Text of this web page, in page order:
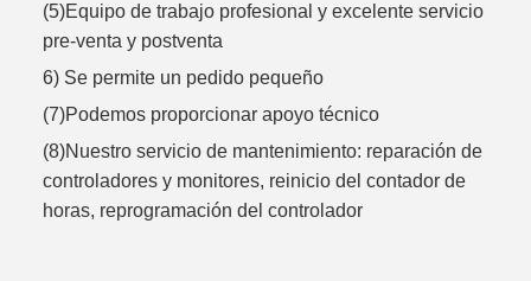
(5)Equipo de trabajo profesional y excelente servicio
pre-venta y postventa
6) Se permite un pedido pequeño
(7)Podemos proporcionar apoyo técnico
(8)Nuestro servicio de mantenimiento: reparación de
controladores y monitores, reinicio del contador de
horas, reprogramación del controlador